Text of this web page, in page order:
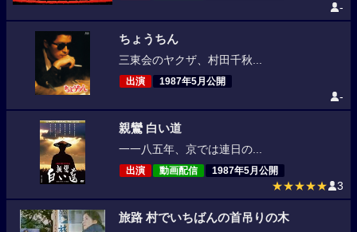
-
ちょうちん
三東会のヤクザ、村田千秋...
出演 1987年5月公開
-
親鸞 白い道
一一八五年、京では連日の...
出演 動画配信 1987年5月公開
★★★★★ 3
旅路 村でいちばんの首吊りの木